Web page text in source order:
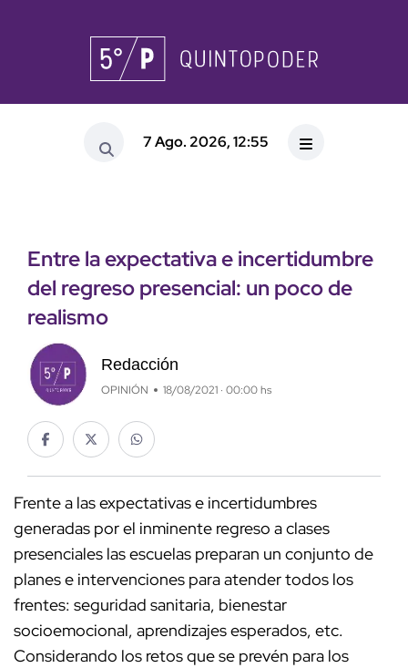
7 Ago. 2026, 12:55
Entre la expectativa e incertidumbre
del regreso presencial: un poco de
realismo
Redacción
OPINIÓN 18/08/2021 · 00:00 hs
Frente a las expectativas e incertidumbres
generadas por el inminente regreso a clases
presenciales las escuelas preparan un conjunto de
planes e intervenciones para atender todos los
frentes: seguridad sanitaria, bienestar
socioemocional, aprendizajes esperados, etc.
Considerando los retos que se prevén para los